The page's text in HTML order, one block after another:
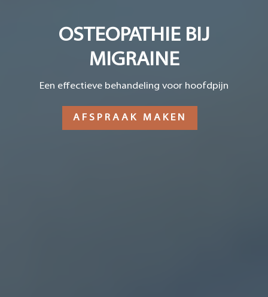
OSTEOPATHIE BIJ
MIGRAINE
Een effectieve behandeling voor hoofdpijn
AFSPRAAK MAKEN